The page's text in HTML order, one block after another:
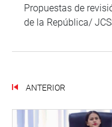
Propuestas de
de la República/
ANTERIOR